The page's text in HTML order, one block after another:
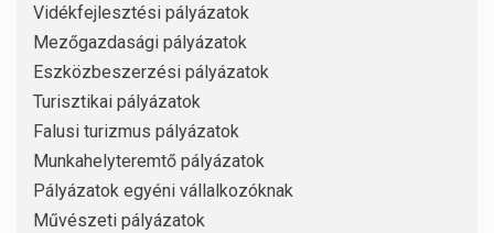
Vidékfejlesztési pályázatok
Mezőgazdasági pályázatok
Eszközbeszerzési pályázatok
Turisztikai pályázatok
Falusi turizmus pályázatok
Munkahelyteremtő pályázatok
Pályázatok egyéni vállalkozóknak
Művészeti pályázatok